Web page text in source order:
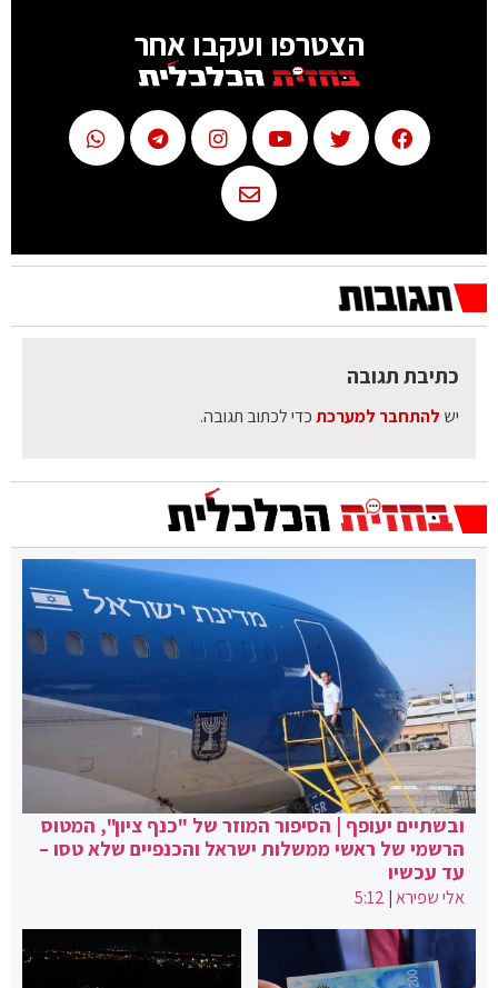
הצטרפו ועקבו אחר
כתיבת תגובה
יש להתחבר למערכתכדי לכתוב תגובה.
ובשתיים יעופף | הסיפור המוזר של "כנף ציון", המטוס
הרשמי של ראשי ממשלות ישראל והכנפיים שלא טסו –
עד עכשיו
אלי שפירא|
5:12